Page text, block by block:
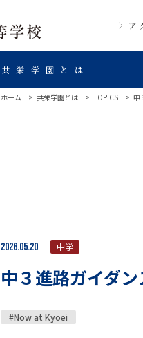
ア
共栄学園とは
ホーム 共栄学園とは TOPICS 中
2026.05.20 中学
中３進路ガイダン
#Now at Kyoei